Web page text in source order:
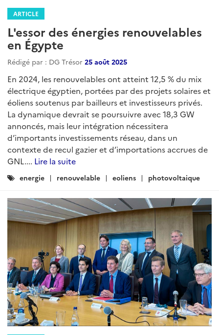
ARTICLE
L'essor des énergies renouvelables
en Égypte
Rédigé par : DG Trésor 25 août 2025
En 2024, les renouvelables ont atteint 12,5 % du mix
électrique égyptien, portées par des projets solaires et
éoliens soutenus par bailleurs et investisseurs privés.
La dynamique devrait se poursuivre avec 18,3 GW
annoncés, mais leur intégration nécessitera
d’importants investissements réseau, dans un
contexte de recul gazier et d’importations accrues de
GNL.... Lire la suite
Catégories
energie renouvelable eoliens photovoltaique